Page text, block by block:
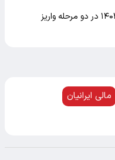
خبر مهم برای سهام عدالتی ها / سود ۱۴۰۴ در دو مرحله واریز
مالی ایرانیان